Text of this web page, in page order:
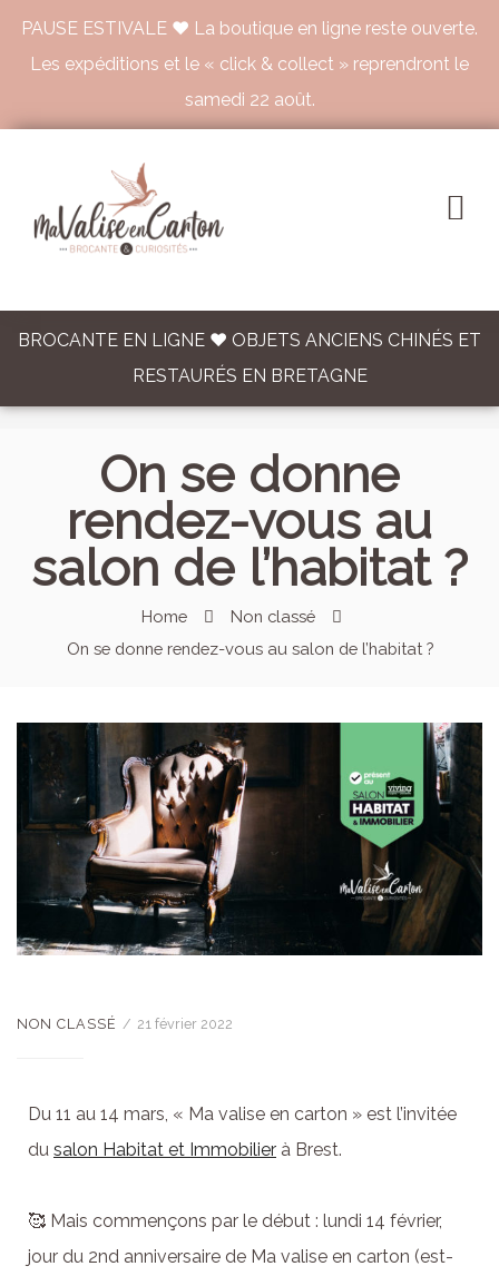
PAUSE ESTIVALE ♥ La boutique en ligne reste ouverte.
Les expéditions et le « click & collect » reprendront le
samedi 22 août.
BROCANTE EN LIGNE ♥ OBJETS ANCIENS CHINÉS ET
RESTAURÉS EN BRETAGNE
Home
Non classé
On se donne rendez-vous au salon de l’habitat ?
On se donne
rendez-vous au
salon de l’habitat ?
NON CLASSÉ 21 février 2022
Du 11 au 14 mars, « Ma valise en carton » est l’invitée
du salon Habitat et Immobilier à Brest.
🥰 Mais commençons par le début : lundi 14 février,
jour du 2nd anniversaire de Ma valise en carton (est-